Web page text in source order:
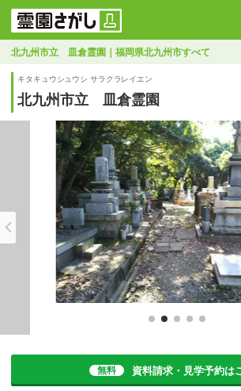
北九州市立 皿倉霊園｜福岡県北九州市すべて
キタキュウシュウシ サラクラレイエン
北九州市立 皿倉霊園
無料 資料請求・見学予約は